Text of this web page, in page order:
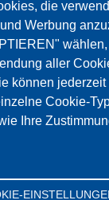
die
Werbung
aller
können jederzeit
Cookie-
Ihre
MAPS
AKZEPTIEREN.
Cookies